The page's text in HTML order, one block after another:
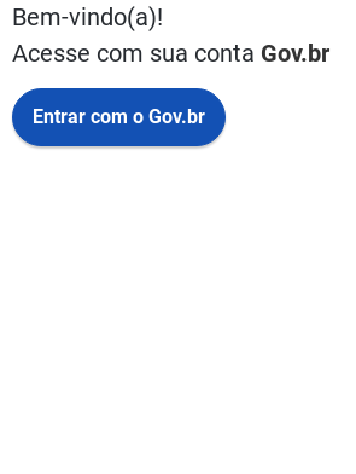
Bem-vindo(a)!
Acesse com sua conta Gov.br
Entrar com o Gov.br